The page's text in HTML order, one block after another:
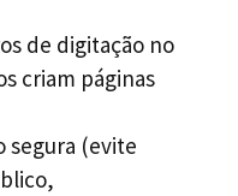
de digitação no
criam páginas
segura (evite